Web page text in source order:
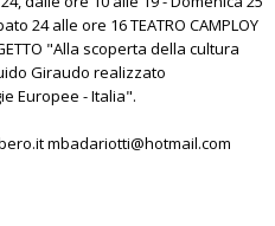
24 alle ore 16 TEATRO CAMPLOY
"Alla scoperta della cultura
Giraudo realizzato
Europee - Italia".
mbadariotti@hotmail.com